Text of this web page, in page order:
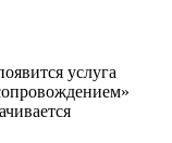
услуга